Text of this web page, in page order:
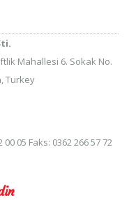
Mahallesi 6. Sokak No.
Turkey
05 Faks: 0362 266 57 72